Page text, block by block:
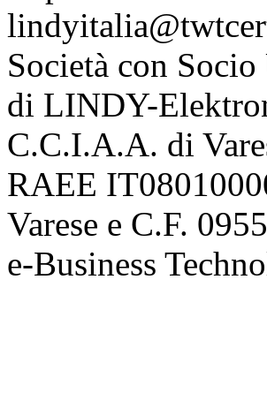
Società con
di LINDY-
C.C.I.A.A. di
RAEE
Varese e C.F.
e-Business